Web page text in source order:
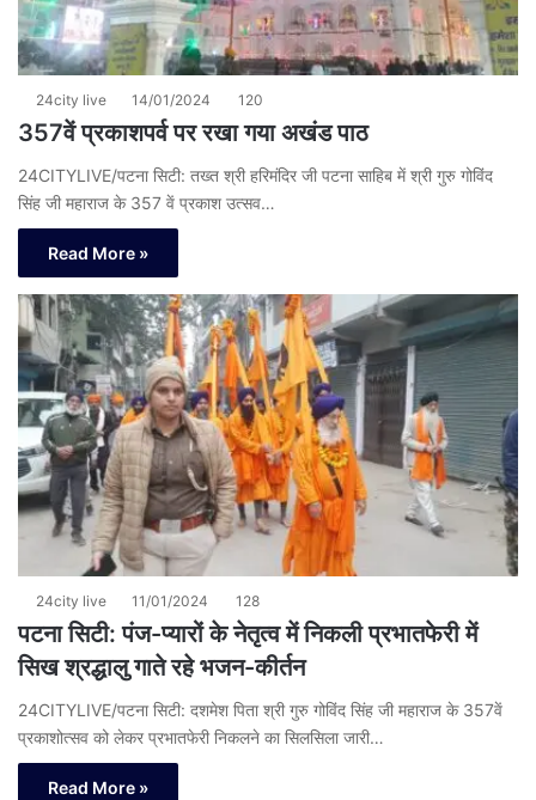
24city live 14/01/2024 120
357वें प्रकाशपर्व पर रखा गया अखंड पाठ
24CITYLIVE/पटना सिटी: तख्त श्री हरिमंदिर जी पटना साहिब में श्री गुरु गोविंद
सिंह जी महाराज के 357 वें प्रकाश उत्सव…
Read More »
24city live 11/01/2024 128
पटना सिटी: पंज-प्यारों के नेतृत्व में निकली प्रभातफेरी में
सिख श्रद्धालु गाते रहे भजन-कीर्तन
24CITYLIVE/पटना सिटी: दशमेश पिता श्री गुरु गोविंद सिंह जी महाराज के 357वें
प्रकाशोत्सव को लेकर प्रभातफेरी निकलने का सिलसिला जारी…
Read More »